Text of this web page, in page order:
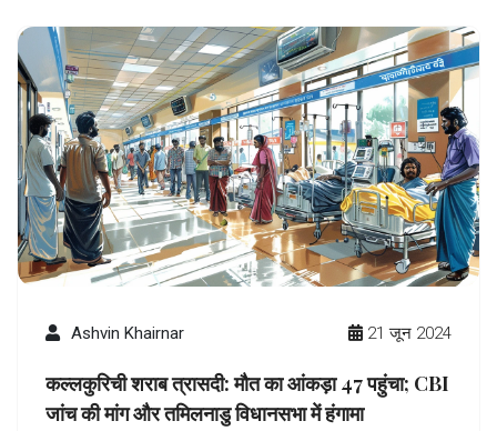
Ashvin Khairnar 21 जून 2024
कल्लकुरिची शराब त्रासदी: मौत का आंकड़ा 47 पहुंचा; CBI
जांच की मांग और तमिलनाडु विधानसभा में हंगामा